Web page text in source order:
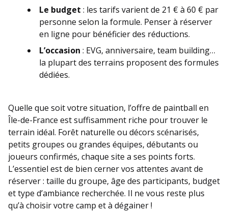
Le budget : les tarifs varient de 21 € à 60 € par
personne selon la formule. Penser à réserver
en ligne pour bénéficier des réductions.
L’occasion : EVG, anniversaire, team building…
la plupart des terrains proposent des formules
dédiées.
Quelle que soit votre situation, l’offre de paintball en
Île-de-France est suffisamment riche pour trouver le
terrain idéal. Forêt naturelle ou décors scénarisés,
petits groupes ou grandes équipes, débutants ou
joueurs confirmés, chaque site a ses points forts.
L’essentiel est de bien cerner vos attentes avant de
réserver : taille du groupe, âge des participants, budget
et type d’ambiance recherchée. Il ne vous reste plus
qu’à choisir votre camp et à dégainer !